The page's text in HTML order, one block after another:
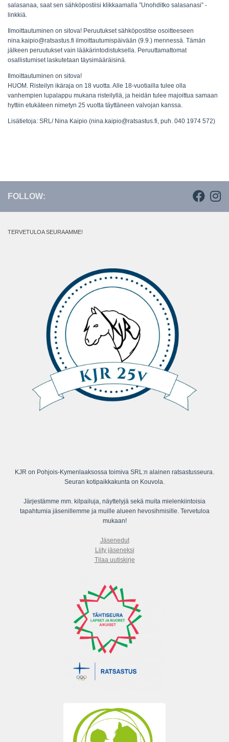
salasanaa, saat sen sähköpostiisi klikkaamalla ”Unohditko salasanasi” -
linkkiä.
Ilmoittautuminen on sitova! Peruutukset sähköpostitse osoitteeseen
nina.kaipio@ratsastus.fi ilmoittautumispäivään (9.9.) mennessä. Tämän
jälkeen peruutukset vain lääkärintodistuksella. Peruuttamattomat
osallistumiset laskutetaan täysimääräisinä.
Ilmoittautuminen on sitova!
HUOM. Risteilyn ikäraja on 18 vuotta. Alle 18-vuotiailla tulee olla
vanhempien lupalappu mukana risteilyllä, ja heidän tulee majoittua samaan
hyttiin etukäteen nimetyn 25 vuotta täyttäneen valvojan kanssa.
Lisätietoja: SRL/ Nina Kaipio (nina.kaipio@ratsastus.fi, puh. 040 1974 572)
FOLLOW:
TERVETULOA SEURAAMME!
KJR on Pohjois-Kymenlaaksossa toimiva SRL:n alainen ratsastusseura.
Seuran kotipaikkakunta on Kouvola.
Järjestämme mm. kilpailuja, näyttelyjä sekä muita mielenkiintoisia
tapahtumia jäsenillemme ja muille alueen hevosihmisille. Tervetuloa
mukaan!
Jäsenedut
Liity jäseneksi
Tilaa uutiskirje